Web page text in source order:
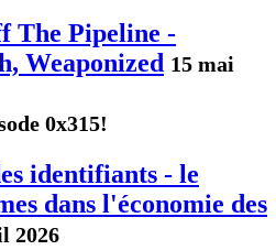
The Pipeline -
Weaponized 15 mai
0x315!
identifiants - le
dans l'économie des
2026